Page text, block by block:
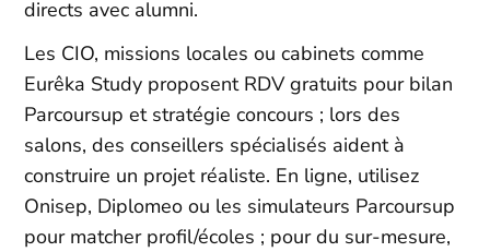
directs avec alumni.​
Les CIO, missions locales ou cabinets comme
Eurêka Study proposent RDV gratuits pour bilan
Parcoursup et stratégie concours ; lors des
salons, des conseillers spécialisés aident à
construire un projet réaliste. En ligne, utilisez
Onisep, Diplomeo ou les simulateurs Parcoursup
pour matcher profil/écoles ; pour du sur-mesure,